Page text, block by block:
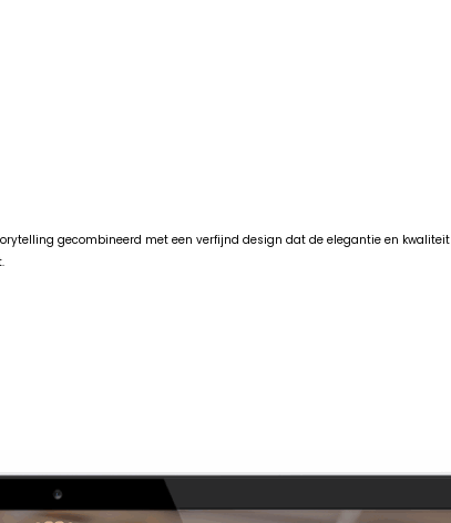
gecombineerd met een verfijnd design dat de elegantie en